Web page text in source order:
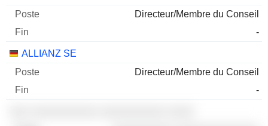
Directeur/Membre du Conseil
-
ALLIANZ SE
Directeur/Membre du Conseil
-